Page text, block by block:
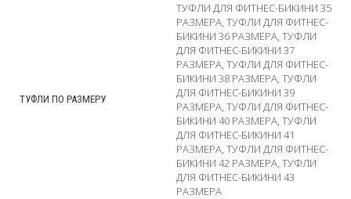
ТУФЛИ ПО РАЗМЕРУ
ТУФЛИ ДЛЯ ФИТНЕС-БИКИНИ 35
РАЗМЕРА, ТУФЛИ ДЛЯ ФИТНЕС-
БИКИНИ 36 РАЗМЕРА, ТУФЛИ
ДЛЯ ФИТНЕС-БИКИНИ 37
РАЗМЕРА, ТУФЛИ ДЛЯ ФИТНЕС-
БИКИНИ 38 РАЗМЕРА, ТУФЛИ
ДЛЯ ФИТНЕС-БИКИНИ 39
РАЗМЕРА, ТУФЛИ ДЛЯ ФИТНЕС-
БИКИНИ 40 РАЗМЕРА, ТУФЛИ
ДЛЯ ФИТНЕС-БИКИНИ 41
РАЗМЕРА, ТУФЛИ ДЛЯ ФИТНЕС-
БИКИНИ 42 РАЗМЕРА, ТУФЛИ
ДЛЯ ФИТНЕС-БИКИНИ 43
РАЗМЕРА